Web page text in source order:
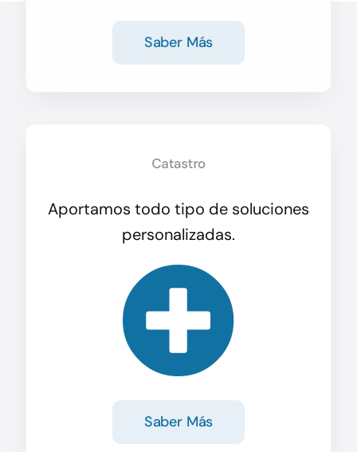
Saber Más
Aportamos todo tipo de soluciones
personalizadas.
Saber Más